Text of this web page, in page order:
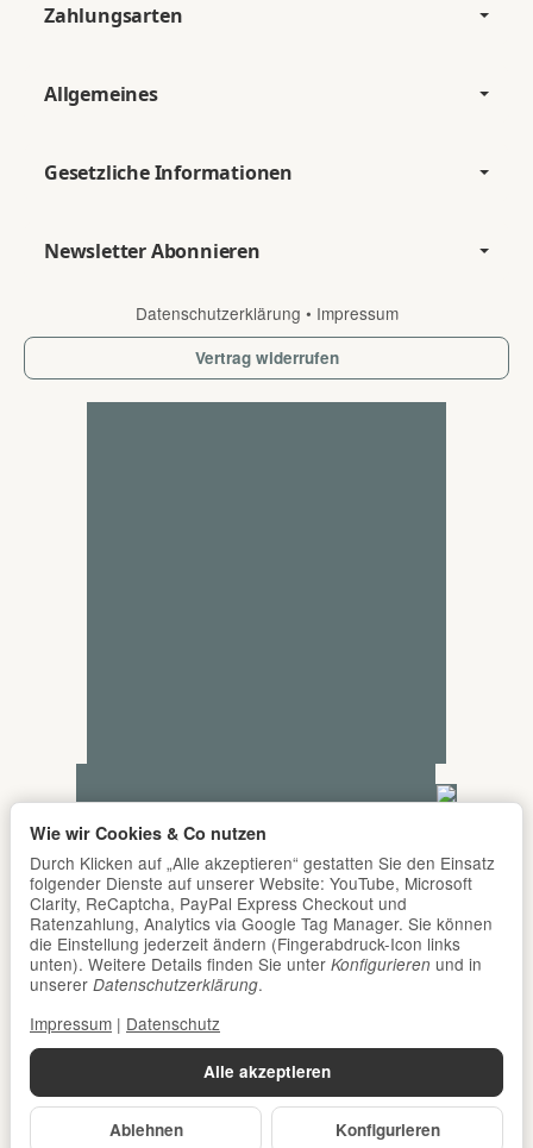
Zahlungsarten
Allgemeines
Gesetzliche Informationen
Newsletter Abonnieren
Datenschutzerklärung • Impressum
Vertrag widerrufen
Alle Preise inkl. gesetzlicher USt., zzgl.Versand
Alle akzeptieren
Ablehnen Konfigurieren
Wie wir Cookies & Co nutzen
Durch Klicken auf „Alle akzeptieren“ gestatten Sie den Einsatz
folgender Dienste auf unserer Website: YouTube, Microsoft
Clarity, ReCaptcha, PayPal Express Checkout und
Ratenzahlung, Analytics via Google Tag Manager. Sie können
die Einstellung jederzeit ändern (Fingerabdruck-Icon links
unten). Weitere Details finden Sie unter Konfigurieren und in
unserer Datenschutzerklärung.
Impressum | Datenschutz